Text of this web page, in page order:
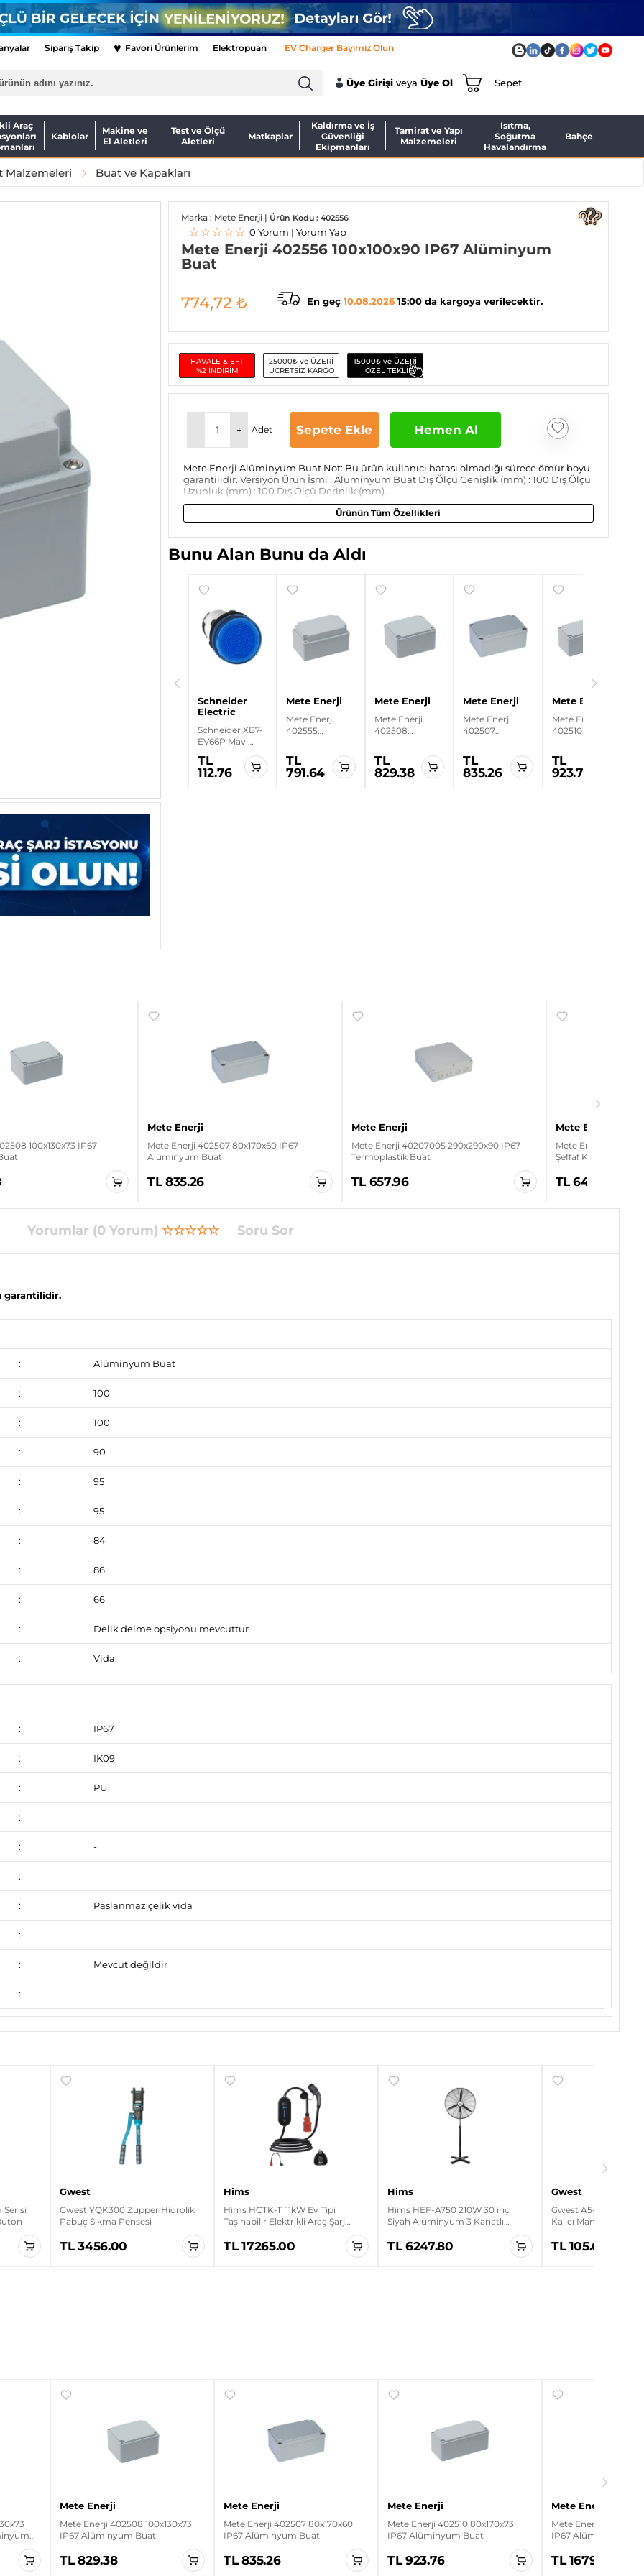
Sipariş Takip ♥ Favori Ürünlerim Elektropuan EV Charger Bayimiz Olun
Üye Girişi veyaÜye Ol Sepet
Araç
Kablolar
Makine ve
El Aletleri
Test ve Ölçü
Aletleri
Matkaplar
Kaldırma ve İş
Güvenliği
Ekipmanları
Tamirat ve Yapı
Malzemeleri
Isıtma,
Soğutma
Havalandırma
Bahçe
Malzemeleri Buat ve Kapakları
Marka : Mete Enerji | Ürün Kodu : 402556
☆☆☆☆☆ 0 Yorum | Yorum Yap
Mete Enerji 402556 100x100x90 IP67 Alüminyum
Buat
774,72 ₺ En geç 10.08.2026 15:00 da kargoya verilecektir.
HAVALE & EFT
%2 İNDİRİM
25000₺ ve ÜZERİ
ÜCRETSİZ KARGO
15000₺ ve ÜZERİ
ÖZEL TEKLİF
- + Adet Sepete Ekle Hemen Al
Mete Enerji Alüminyum Buat Not: Bu ürün kullanıcı hatası olmadığı sürece ömür boyu
garantilidir. Versiyon Ürün İsmi : Alüminyum Buat Dış Ölçü Genişlik (mm) : 100 Dış Ölçü
Uzunluk (mm) : 100 Dış Ölçü Derinlik (mm)...
Ürünün Tüm Özellikleri
Bunu Alan Bunu da Aldı
Mete Enerji
Schneider
Electric
Schneider XB7-
EV66P Mavi
TL
112.76
Mete Enerji
Mete Enerji
402555
Derin Kapaklı
Alüminyum
Buat
TL
791.64
Mete Enerji
Mete Enerji
402508
Buat
TL
829.38
Mete Enerji
Mete Enerji
402507
Buat
TL
835.26
Mete Enerji
Mete Enerji
402510
Buat
TL
923.76
100x130x73 IP67
Mete Enerji
Mete Enerji 402507 80x170x60 IP67
Alüminyum Buat
TL 835.26
Mete Enerji
Mete Enerji 40207005 290x290x90 IP67
Termoplastik Buat
TL 657.96
Mete Enerji
Mete Enerji
Şeffaf Kapaklı
TL 641.04
Yorumlar (0 Yorum) ☆☆☆☆☆ Soru Sor
garantilidir.
: Alüminyum Buat
: 100
: 100
: 90
: 95
: 95
: 84
: 86
: 66
: Delik delme opsiyonu mevcuttur
: Vida
: IP67
: IK09
: PU
: -
: -
: -
: Paslanmaz çelik vida
: -
: Mevcut değildir
: -
Serisi
Gwest
Gwest YQK300 Zupper Hidrolik
Pabuç Sıkma Pensesi
TL 3456.00
Hims
Hims HCTK-11 11kW Ev Tipi
Taşınabilir Elektrikli Araç Şarj
TL 17265.00
Hims
Hims HEF-A750 210W 30 inç
Siyah Alüminyum 3 Kanatlı
TL 6247.80
Gwest
Gwest A5-10XD 1NO
Kalıcı Mandal Buton
TL 105.60
Mete Enerji
Mete Enerji 402508 100x130x73
IP67 Alüminyum Buat
TL 829.38
Mete Enerji
Mete Enerji 402507 80x170x60
IP67 Alüminyum Buat
TL 835.26
Mete Enerji
Mete Enerji 402510 80x170x73
IP67 Alüminyum Buat
TL 923.76
Mete Enerji
Mete Enerji 402560
IP67 Alüminyum
TL 1679.58